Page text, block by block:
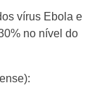
vírus Ebola e
no nível do